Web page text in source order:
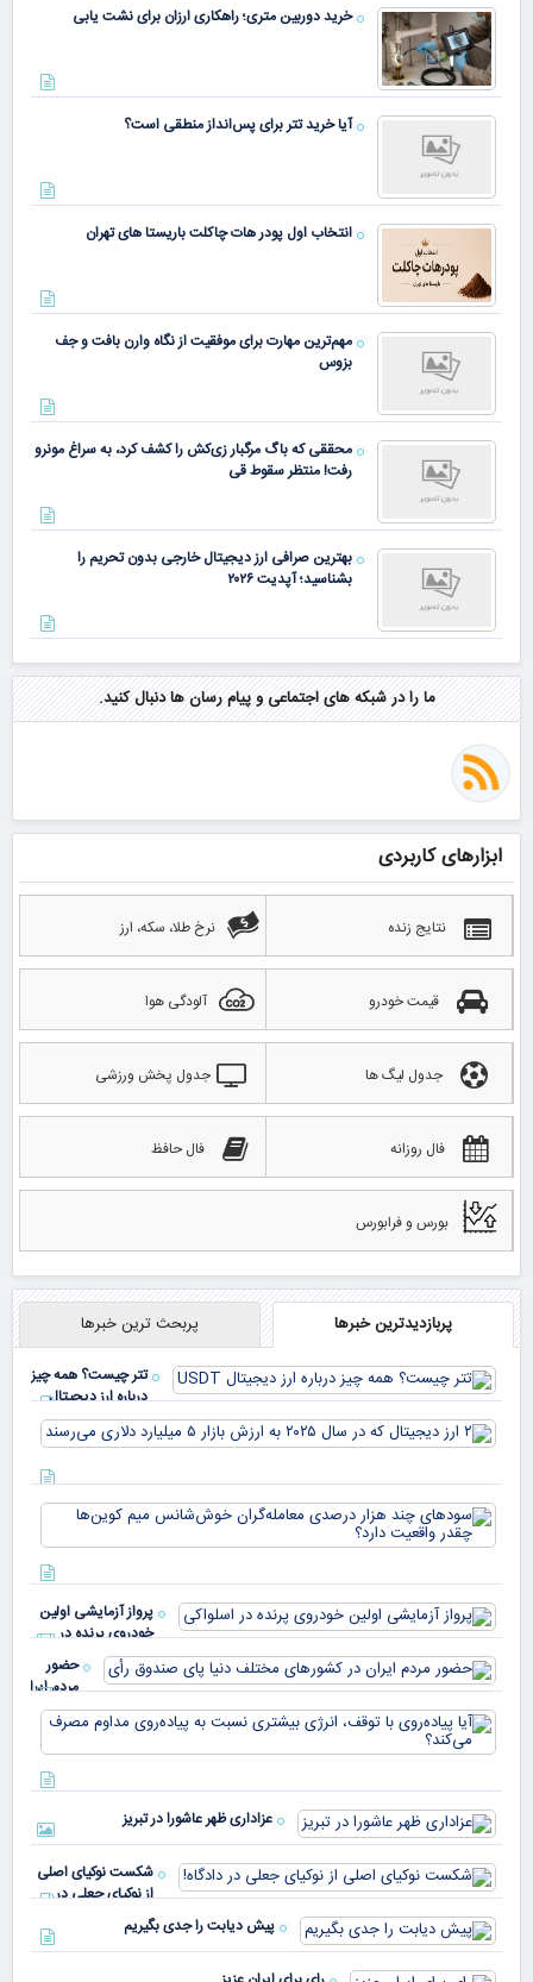
خرید دوربین متری؛ راهکاری ارزان برای نشت یابی
آیا خرید تتر برای پس‌انداز منطقی است؟
انتخاب اول پودر هات چاکلت باریستا های تهران
مهم‌ترین مهارت برای موفقیت از نگاه وارن بافت و جف
بزوس
محققی که باگ مرگبار زی‌کش را کشف کرد، به سراغ مونرو
رفت! منتظر سقوط قی
بهترین صرافی ارز دیجیتال خارجی بدون تحریم را
بشناسید؛ آپدیت ۲۰۲۶
ما را در شبکه های اجتماعی و پیام رسان ها دنبال کنید.
ابزارهای کاربردی
نتایج زنده نرخ طلا، سکه، ارز
قیمت خودرو آلودگی هوا
جدول لیگ ها جدول پخش ورزشی
فال روزانه فال حافظ
بورس و فرابورس
پربازدیدترین خبرها پربحث ترین خبرها
تتر چیست؟ همه چیز
درباره ارز دیجیتال
USDT
پرواز آزمایشی اولین
خودروی پرنده در
اسلواکی
حضور
مردم ایران
در
کشورهای
مختلف
دنیا پای
صندوق
عزاداری ظهر عاشورا در تبریز
شکست نوکیای اصلی
از نوکیای جعلی در
دادگاه!
پیش دیابت را جدی بگیریم